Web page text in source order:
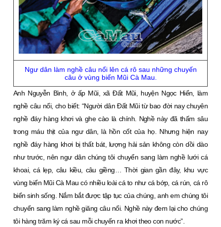
Ngư dân làm nghề câu nổi lên cá rô sau những chuyến
câu ở vùng biển Mũi Cà Mau.
Anh Nguyễn Bình, ở ấp Mũi, xã Ðất Mũi, huyện Ngọc Hiển, làm
nghề câu nổi, cho biết: “Người dân Ðất Mũi từ bao đời nay chuyên
nghề đáy hàng khơi và ghe cào là chính. Nghề này đã thấm sâu
trong máu thịt của ngư dân, là hồn cốt của họ. Nhưng hiện nay
nghề đáy hàng khơi bị thất bát, lượng hải sản không còn dồi dào
như trước, nên ngư dân chúng tôi chuyển sang làm nghề lưới cá
khoai, cá lẹp, câu kiều, câu giềng… Thời gian gần đây, khu vực
vùng biển Mũi Cà Mau có nhiều loài cá to như cá bớp, cá rún, cá rô
biển sinh sống. Nắm bắt được tập tục của chúng, anh em chúng tôi
chuyển sang làm nghề giăng câu nổi. Nghề này đem lại cho chúng
tôi hàng trăm ký cá sau mỗi chuyến ra khơi theo con nước”.